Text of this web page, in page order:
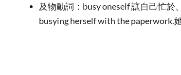
及物動詞：busy oneself 讓自己忙於
busying herself with the paperwork.